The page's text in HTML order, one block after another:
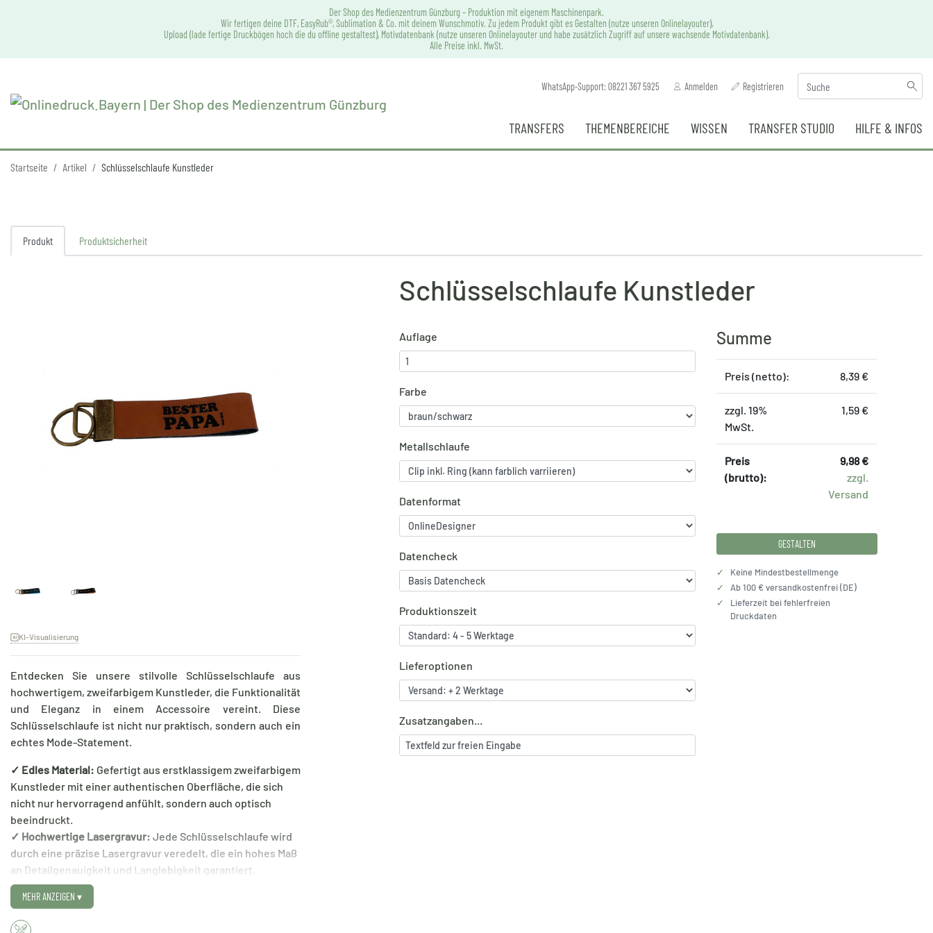
Der Shop des Medienzentrum Günzburg – Produktion mit eigenem Maschinenpark.
Wir fertigen deine DTF, EasyRub®, Sublimation & Co. mit deinem Wunschmotiv. Zu jedem Produkt gibt es Gestalten (nutze unseren Onlinelayouter),
Upload (lade fertige Druckbögen hoch die du offline gestaltest), Motivdatenbank (nutze unseren Onlinelayouter und habe zusätzlich Zugriff auf unsere wachsende Motivdatenbank).
Alle Preise inkl. MwSt.
WhatsApp-Support: 08221 367 5925 Anmelden Registrieren
TRANSFERS THEMENBEREICHE WISSEN TRANSFER STUDIO HILFE & INFOS
Startseite Artikel Schlüsselschlaufe Kunstleder
Produkt Produktsicherheit
KI-Visualisierung
Entdecken Sie unsere stilvolle Schlüsselschlaufe aus
hochwertigem, zweifarbigem Kunstleder, die Funktionalität
und Eleganz in einem Accessoire vereint. Diese
Schlüsselschlaufe ist nicht nur praktisch, sondern auch ein
echtes Mode-Statement.
✓ Edles Material: Gefertigt aus erstklassigem zweifarbigem
Kunstleder mit einer authentischen Oberfläche, die sich
nicht nur hervorragend anfühlt, sondern auch optisch
beeindruckt.
✓ Hochwertige Lasergravur: Jede Schlüsselschlaufe wird
durch eine präzise Lasergravur veredelt, die ein hohes Maß
an Detailgenauigkeit und Langlebigkeit garantiert.
✓ Starker Metallring:
Metallring, bietet diese Schlüsselschlaufe eine sichere und
zuverlässige Befestigung für Ihre Schlüssel.
MEHR ANZEIGEN ▾
Schlüsselschlaufe Kunstleder
Auflage
Farbe
Metallschlaufe
Datenformat
Datencheck
Produktionszeit
Lieferoptionen
Zusatzangaben...
Summe
Preis (netto): 8,39 €
zzgl. 19%
MwSt.
1,59 €
Preis
(brutto):
9,98 €
zzgl.
Versand
GESTALTEN
✓
Keine Mindestbestellmenge
✓
Ab 100 € versandkostenfrei (DE)
✓
Lieferzeit bei fehlerfreien
Druckdaten